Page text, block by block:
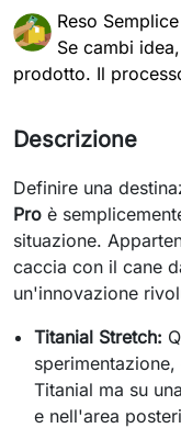
Reso
Se cambi
prodotto. Il
Descrizione
Definire una
Pro è
situazione.
caccia con il cane
un'innovazione
Titanial Stretch:
Titanial ma su
e nell'area